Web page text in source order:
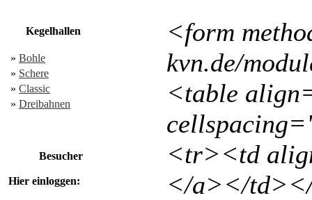
Kegelhallen
» Bohle
» Schere
» Classic
» Dreibahnen
Besucher
Hier einloggen:
<form
kvn.de/
<table
<tr><td
</a></